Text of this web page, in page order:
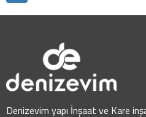
Denizevim yapı İnşaat ve Kare